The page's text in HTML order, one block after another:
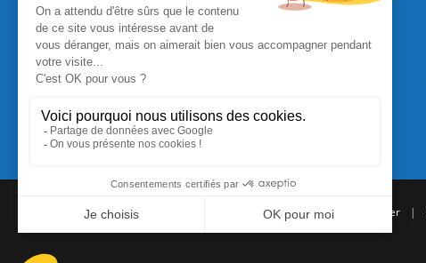
Commande Papier Qui sommes nous | Nous contacter |